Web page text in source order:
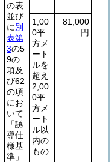
の表
並び
に別
表第
3の5
9の
項及
び62
の項
にお
いて
「誘
導仕
様基
準」
1,00
0平
方メ
ート
ルを
超え
2,00
0平
方メ
ート
ル以
内の
もの
81,000
円